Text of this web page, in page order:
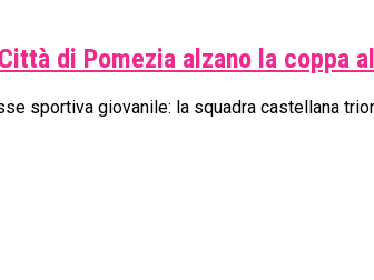
di Pomezia alzano la coppa
sportiva giovanile: la squadra castellana